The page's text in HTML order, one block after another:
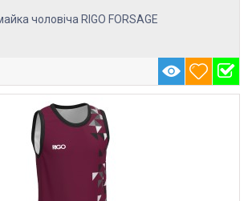
чоловіча RIGO FORSAGE